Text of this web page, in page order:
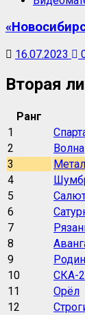
16.07.2023
Вторая
Ранг
1
2
Волна
3
4
5
6
7
8
9
10
СКА-
11
Орёл
12